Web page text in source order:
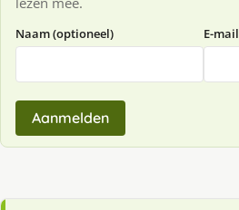
Naam (optioneel) E-mail
Aanmelden